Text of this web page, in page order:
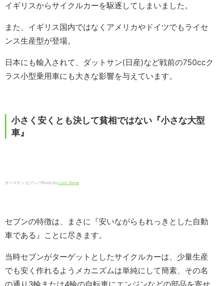
イギリスからサイクルカーを駆逐してしまいました。
また、イギリス国内ではなくアメリカやドイツでもライセ
ンス生産型が登場。
日本にも輸入されて、ダットサン(日産)など戦前の750ccク
ラス小型乗用車にも大きな影響を与えています。
小さく安くとも決して貧相ではない『小さな大型
車』
オースチン セブン / Photo by Loco Steve
セブンの特徴は、まさに『安いながらもれっきとした自動
車である』ことに尽きます。
当時セブンがターゲットとしたサイクルカーは、少量生産
でも安く作れるようメカニズムは単純にして簡素、その名